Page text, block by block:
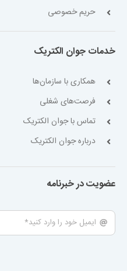
حریم خصوصی
خدمات جوان الکتریک
همکاری با سازمان‌ها
فرصت‌های شغلی
تماس با جوان الکتریک
درباره جوان الکتریک
عضویت در خبرنامه